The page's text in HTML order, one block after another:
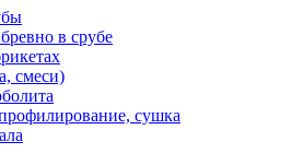
в срубе
смеси)
сушка